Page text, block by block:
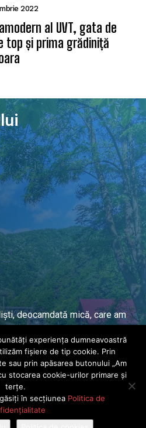
2022
al UVT, gata de
top și prima grădiniță
deocamdată mică, care am
drepturile rezervate · Dezvoltat de
Media FX
experiența dumneavoastră
fișiere de tip cookie. Prin
sau prin apăsarea butonului „Am
stocarea cookie-urilor primare și
terțe.
în secțiunea Politica de